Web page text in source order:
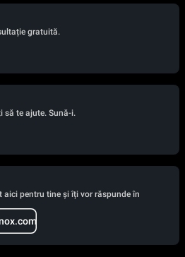
gratuită.
să te ajute. Sună-i.
pentru tine și îți vor răspunde în